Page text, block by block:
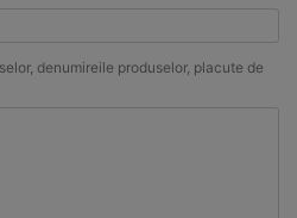
denumireile produselor, placute de